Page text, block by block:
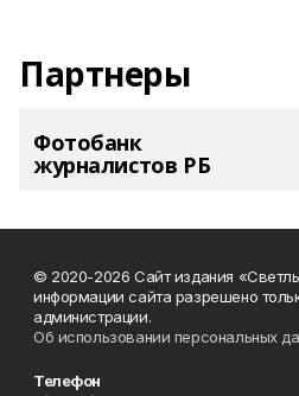
Партнеры
Фотобанк
журналистов РБ
© 2020-2026 Сайт издания
информации сайта разрешено
администрации.
Об использовании персональных
Телефон